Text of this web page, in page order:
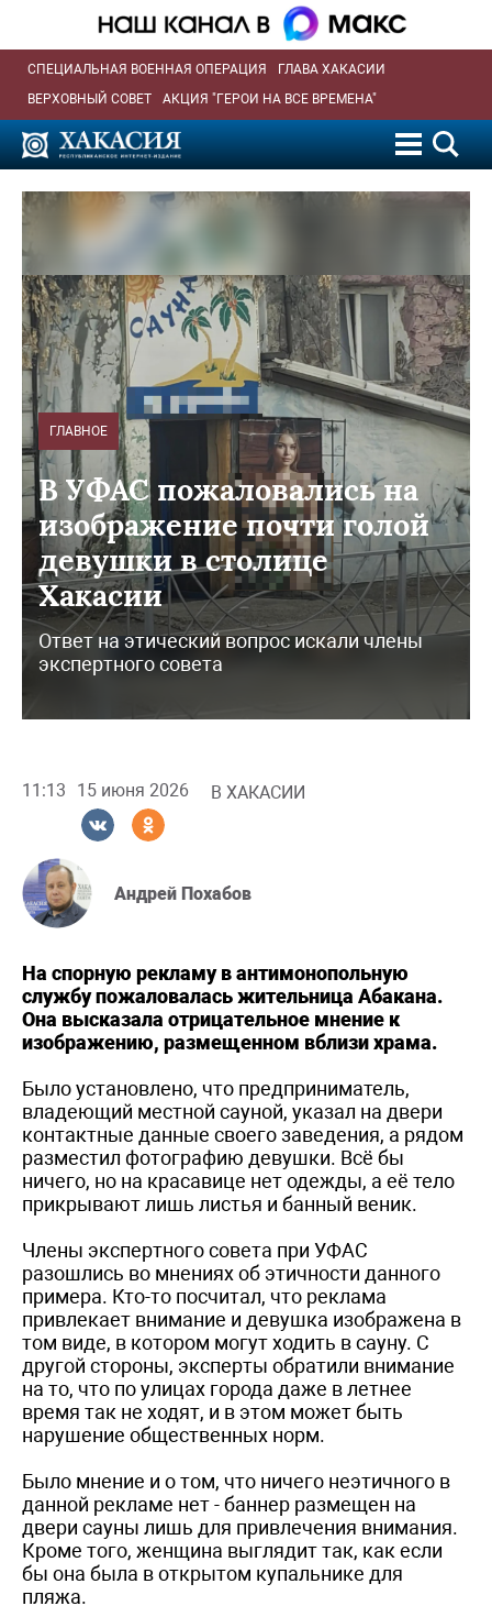
СПЕЦИАЛЬНАЯ ВОЕННАЯ ОПЕРАЦИЯ
ГЛАВА ХАКАСИИ
ВЕРХОВНЫЙ СОВЕТ
АКЦИЯ "ГЕРОИ НА ВСЕ ВРЕМЕНА"
ГЛАВНОЕ
В УФАС пожаловались на
изображение почти голой
девушки в столице
Хакасии
Ответ на этический вопрос искали члены
экспертного совета
11:13 15 июня 2026 В ХАКАСИИ
Андрей Похабов
На спорную рекламу в антимонопольную
службу пожаловалась жительница Абакана.
Она высказала отрицательное мнение к
изображению, размещенном вблизи храма.
Было установлено, что предприниматель,
владеющий местной сауной, указал на двери
контактные данные своего заведения, а рядом
разместил фотографию девушки. Всё бы
ничего, но на красавице нет одежды, а её тело
прикрывают лишь листья и банный веник.
Члены экспертного совета при УФАС
разошлись во мнениях об этичности данного
примера. Кто-то посчитал, что реклама
привлекает внимание и девушка изображена в
том виде, в котором могут ходить в сауну. С
другой стороны, эксперты обратили внимание
на то, что по улицах города даже в летнее
время так не ходят, и в этом может быть
нарушение общественных норм.
Было мнение и о том, что ничего неэтичного в
данной рекламе нет - баннер размещен на
двери сауны лишь для привлечения внимания.
Кроме того, женщина выглядит так, как если
бы она была в открытом купальнике для
пляжа.